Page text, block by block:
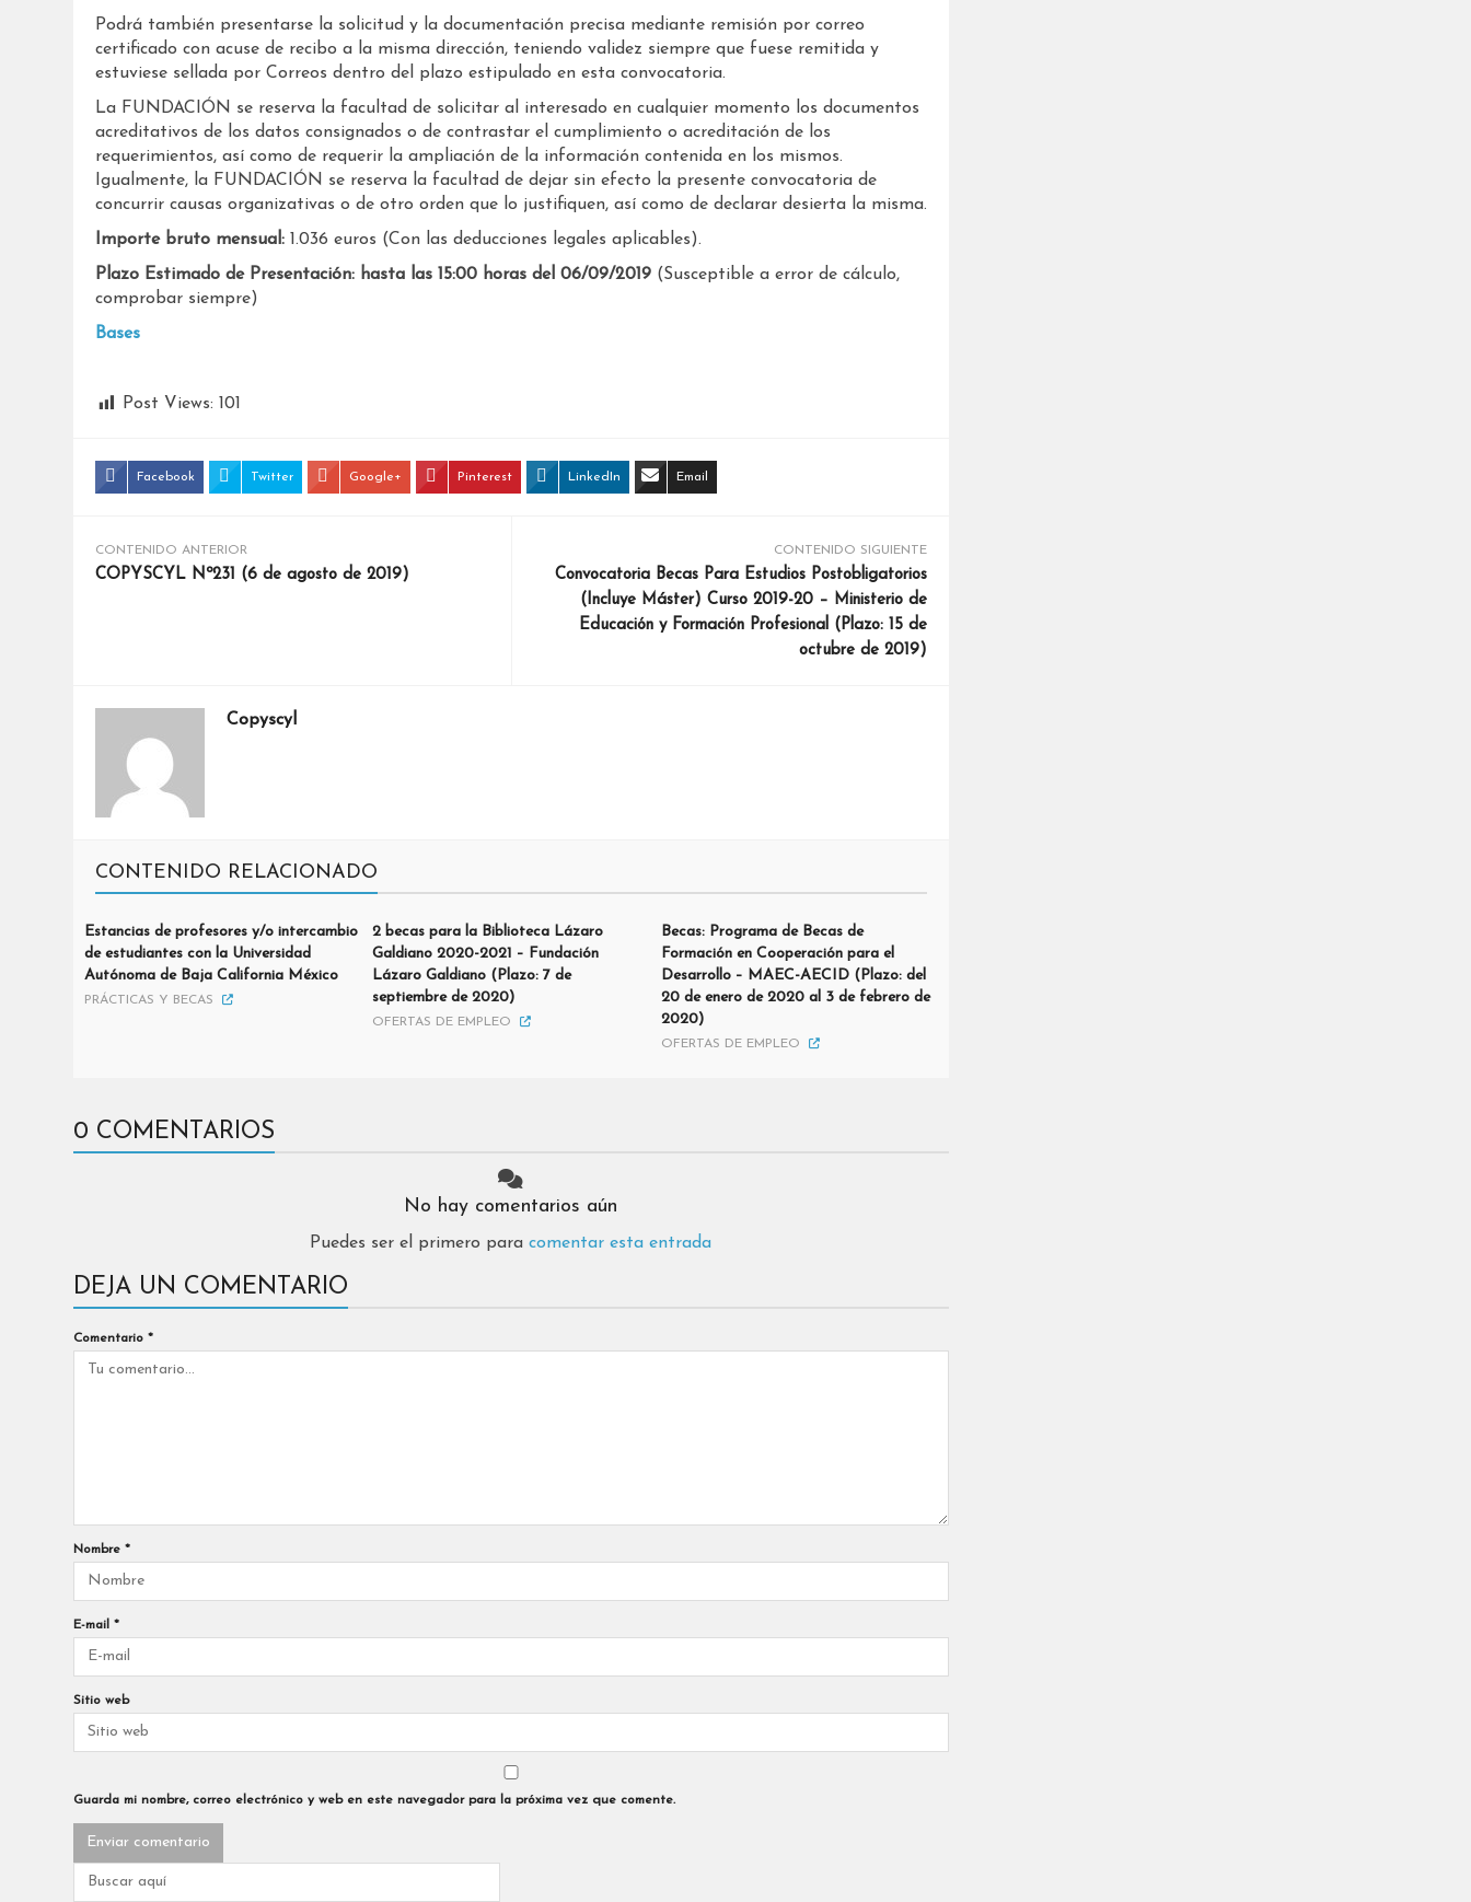
Podrá también presentarse la solicitud y la documentación precisa mediante remisión por correo
certificado con acuse de recibo a la misma dirección, teniendo validez siempre que fuese remitida y
estuviese sellada por Correos dentro del plazo estipulado en esta convocatoria.
La FUNDACIÓN se reserva la facultad de solicitar al interesado en cualquier momento los documentos
acreditativos de los datos consignados o de contrastar el cumplimiento o acreditación de los
requerimientos, así como de requerir la ampliación de la información contenida en los mismos.
Igualmente, la FUNDACIÓN se reserva la facultad de dejar sin efecto la presente convocatoria de
concurrir causas organizativas o de otro orden que lo justifiquen, así como de declarar desierta la misma.
Importe bruto mensual: 1.036 euros (Con las deducciones legales aplicables).
Plazo Estimado de Presentación: hasta las 15:00 horas del 06/09/2019 (Susceptible a error de cálculo,
comprobar siempre)
Bases
Post Views: 101
Facebook Twitter Google+ Pinterest LinkedIn Email
CONTENIDO ANTERIOR
COPYSCYL Nº231 (6 de agosto de 2019)
CONTENIDO SIGUIENTE
Convocatoria Becas Para Estudios Postobligatorios
(Incluye Máster) Curso 2019-20 – Ministerio de
Educación y Formación Profesional (Plazo: 15 de
octubre de 2019)
Copyscyl
CONTENIDO RELACIONADO
Estancias de profesores y/o intercambio
de estudiantes con la Universidad
Autónoma de Baja California México
PRÁCTICAS Y BECAS
2 becas para la Biblioteca Lázaro
Galdiano 2020-2021 – Fundación
Lázaro Galdiano (Plazo: 7 de
septiembre de 2020)
OFERTAS DE EMPLEO
Becas: Programa de Becas de
Formación en Cooperación para el
Desarrollo – MAEC-AECID (Plazo: del
20 de enero de 2020 al 3 de febrero de
2020)
OFERTAS DE EMPLEO
0 COMENTARIOS
No hay comentarios aún
Puedes ser el primero paracomentar esta entrada
DEJA UN COMENTARIO
Comentario *
Nombre *
E-mail *
Sitio web
Guarda mi nombre, correo electrónico y web en este navegador para la próxima vez que comente.